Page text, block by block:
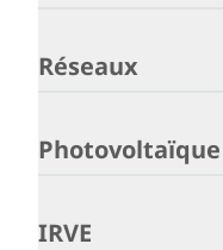
Réseaux
Photovoltaïque
IRVE